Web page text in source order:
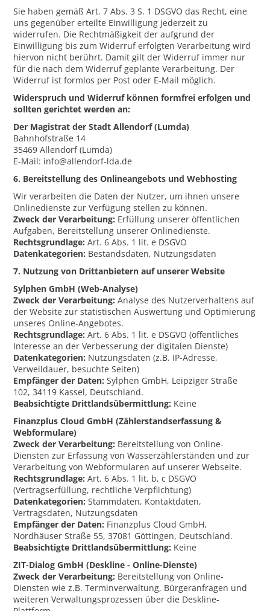
Sie haben gemäß Art. 7 Abs. 3 S. 1 DSGVO das Recht, eine
uns gegenüber erteilte Einwilligung jederzeit zu
widerrufen. Die Rechtmäßigkeit der aufgrund der
Einwilligung bis zum Widerruf erfolgten Verarbeitung wird
hiervon nicht berührt. Damit gilt der Widerruf immer nur
für die nach dem Widerruf geplante Verarbeitung. Der
Widerruf ist formlos per Post oder E-Mail möglich.
Widerspruch und Widerruf können formfrei erfolgen und
sollten gerichtet werden an:
Der Magistrat der Stadt Allendorf (Lumda)
Bahnhofstraße 14
35469 Allendorf (Lumda)
E-Mail: info@allendorf-lda.de
6. Bereitstellung des Onlineangebots und Webhosting
Wir verarbeiten die Daten der Nutzer, um ihnen unsere
Onlinedienste zur Verfügung stellen zu können.
Zweck der Verarbeitung: Erfüllung unserer öffentlichen
Aufgaben, Bereitstellung unserer Onlinedienste.
Rechtsgrundlage: Art. 6 Abs. 1 lit. e DSGVO
Datenkategorien: Bestandsdaten, Nutzungsdaten
7. Nutzung von Drittanbietern auf unserer Website
Sylphen GmbH (Web-Analyse)
Zweck der Verarbeitung: Analyse des Nutzerverhaltens auf
der Website zur statistischen Auswertung und Optimierung
unseres Online-Angebotes.
Rechtsgrundlage: Art. 6 Abs. 1 lit. e DSGVO (öffentliches
Interesse an der Verbesserung der digitalen Dienste)
Datenkategorien: Nutzungsdaten (z.B. IP-Adresse,
Verweildauer, besuchte Seiten)
Empfänger der Daten: Sylphen GmbH, Leipziger Straße
102, 34119 Kassel, Deutschland.
Beabsichtigte Drittlandsübermittlung: Keine
Finanzplus Cloud GmbH (Zählerstandserfassung &
Webformulare)
Zweck der Verarbeitung: Bereitstellung von Online-
Diensten zur Erfassung von Wasserzählerständen und zur
Verarbeitung von Webformularen auf unserer Webseite.
Rechtsgrundlage: Art. 6 Abs. 1 lit. b, c DSGVO
(Vertragserfüllung, rechtliche Verpflichtung)
Datenkategorien: Stammdaten, Kontaktdaten,
Vertragsdaten, Nutzungsdaten
Empfänger der Daten: Finanzplus Cloud GmbH,
Nordhäuser Straße 55, 37081 Göttingen, Deutschland.
Beabsichtigte Drittlandsübermittlung: Keine
ZIT-Dialog GmbH (Deskline - Online-Dienste)
Zweck der Verarbeitung: Bereitstellung von Online-
Diensten wie z.B. Terminverwaltung, Bürgeranfragen und
weiteren Verwaltungsprozessen über die Deskline-